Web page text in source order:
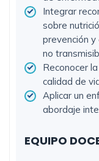
Integrar
sobre
prevención
no
Reconocer
calidad de
Aplicar un
abordaje
EQUIPO